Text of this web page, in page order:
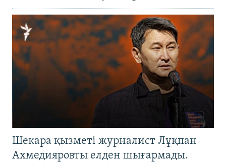
Шекара қызметі журналист Лұқпан
Ахмедияровты елден шығармады.